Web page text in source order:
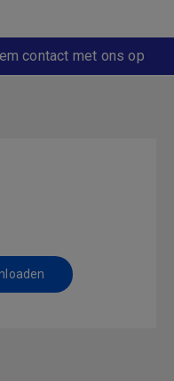
contact met ons op